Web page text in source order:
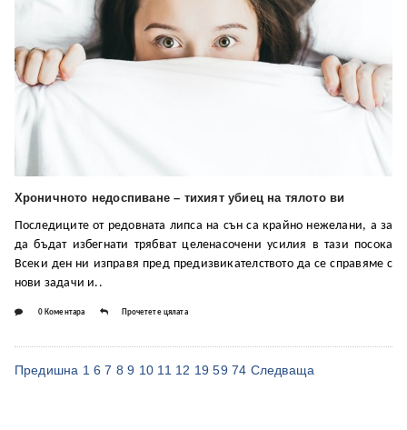
Хроничното недоспиване – тихият убиец на тялото ви
Последиците от редовната липса на сън са крайно нежелани, а за
да бъдат избегнати трябват целенасочени усилия в тази посока
Всеки ден ни изправя пред предизвикателството да се справяме с
нови задачи и..
0 Коментара Прочетете цялата
Предишна 1 6 7 8 9 10 11 12 19 59 74 Следваща